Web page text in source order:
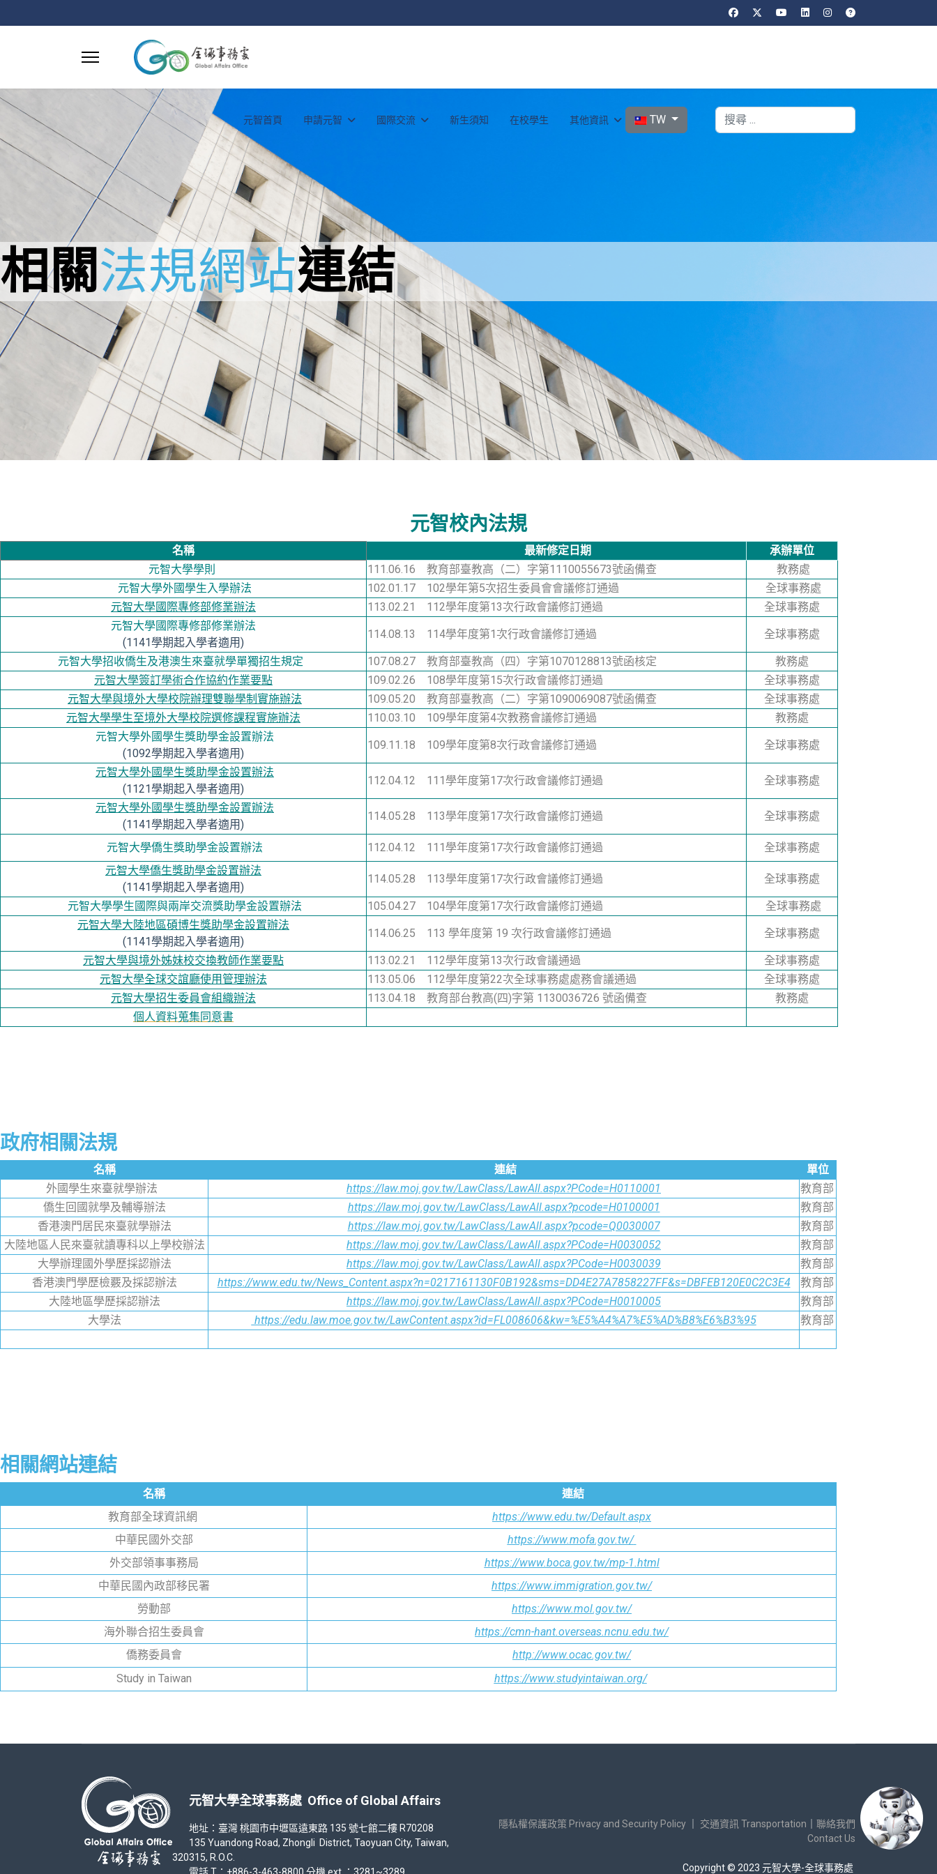
元智首頁 申請元智 國際交流 新生須知 在校學生 其他資訊 選擇你的語言
TW 搜索
相關法規網站連結
元智校內法規
名稱 最新修定日期
承辦單位
元智大學學則
111.06.16 教育部臺教高（二）字第1110055673號函備查
教務處
元智大學外國學生入學辦法
102.01.17 102學年第5次招生委員會會議修訂通過
全球事務處
元智大學國際專修部修業辦法
113.02.21 112學年度第13次行政會議修訂通過
全球事務處
元智大學國際專修部修業辦法
(1141學期起入學者適用)
114.08.13 114學年度第1次行政會議修訂通過 全球事務處
元智大學招收僑生及港澳生來臺就學單獨招生規定 107.08.27 教育部臺教高（四）字第1070128813號函核定
教務處
元智大學簽訂學術合作協約作業要點
109.02.26 108學年度第15次行政會議修訂通過
全球事務處
元智大學與境外大學校院辦理雙聯學制實施辦法
109.05.20 教育部臺教高（二）字第1090069087號函備查
全球事務處
元智大學學生至境外大學校院選修課程實施辦法
110.03.10 109學年度第4次教務會議修訂通過
教務處
元智大學外國學生獎助學金設置辦法
(1092學期起入學者適用)
109.11.18 109學年度第8次行政會議修訂通過 全球事務處
元智大學外國學生獎助學金設置辦法
(1121學期起入學者適用)
112.04.12 111學年度第17次行政會議修訂通過 全球事務處
元智大學外國學生獎助學金設置辦法
(1141學期起入學者適用)
114.05.28 113學年度第17次行政會議修訂通過 全球事務處
元智大學僑生獎助學金設置辦法 112.04.12 111學年度第17次行政會議修訂通過
全球事務處
元智大學僑生獎助學金設置辦法
(1141學期起入學者適用)
114.05.28 113學年度第17次行政會議修訂通過 全球事務處
元智大學學生國際與兩岸交流獎助學金設置辦法 105.04.27 104學年度第17次行政會議修訂通過
全球事務處
元智大學大陸地區碩博生獎助學金設置辦法
(1141學期起入學者適用)
114.06.25 113 學年度第 19 次行政會議修訂通過 全球事務處
元智大學與境外姊妹校交換教師作業要點 113.02.21 112學年度第13次行政會議通過
全球事務處
元智大學全球交誼廳使用管理辦法
113.05.06 112學年度第22次全球事務處處務會議通過
全球事務處
元智大學招生委員會組織辦法
113.04.18 教育部台教高(四)字第 1130036726 號函備查
教務處
個人資料蒐集同意書
政府相關法規
名稱 連結
單位
外國學生來臺就學辦法
https://law.moj.gov.tw/LawClass/LawAll.aspx?PCode=H0110001
教育部
僑生回國就學及輔導辦法
https://law.moj.gov.tw/LawClass/LawAll.aspx?pcode=H0100001
教育部
香港澳門居民來臺就學辦法
https://law.moj.gov.tw/LawClass/LawAll.aspx?pcode=Q0030007
教育部
大陸地區人民來臺就讀專科以上學校辦法
https://law.moj.gov.tw/LawClass/LawAll.aspx?PCode=H0030052
教育部
大學辦理國外學歷採認辦法
https://law.moj.gov.tw/LawClass/LawAll.aspx?PCode=H0030039
教育部
香港澳門學歷檢覈及採認辦法
https://www.edu.tw/News_Content.aspx?n=0217161130F0B192&sms=DD4E27A7858227FF&s=DBFEB120E0C2C3E4
教育部
大陸地區學歷採認辦法
https://law.moj.gov.tw/LawClass/LawAll.aspx?PCode=H0010005
教育部
大學法
https://edu.law.moe.gov.tw/LawContent.aspx?id=FL008606&kw=%E5%A4%A7%E5%AD%B8%E6%B3%95 教育部
相關網站連結
名稱
連結
教育部全球資訊網
https://www.edu.tw/Default.aspx
中華民國外交部
https://www.mofa.gov.tw/
外交部領事事務局
https://www.boca.gov.tw/mp-1.html
中華民國內政部移民署
https://www.immigration.gov.tw/
勞動部
https://www.mol.gov.tw/
海外聯合招生委員會
https://cmn-hant.overseas.ncnu.edu.tw/
僑務委員會
http://www.ocac.gov.tw/
Study in Taiwan
https://www.studyintaiwan.org/
元智大學全球事務處 Office of Global Affairs
地址：臺灣 桃園市中壢區遠東路 135 號七館二樓 R70208
135 Yuandong Road, Zhongli District, Taoyuan City, Taiwan,
320315, R.O.C.
隱私權保護政策 Privacy and Security Policy 交通資訊 Transportation
聯絡我們
Contact Us
Copyright © 2023 元智大學-全球事務處